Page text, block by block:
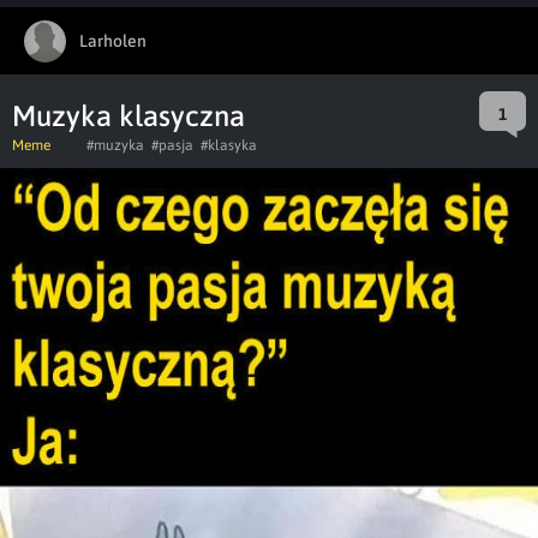
Larholen
Muzyka klasyczna 1
Meme #muzyka #pasja #klasyka